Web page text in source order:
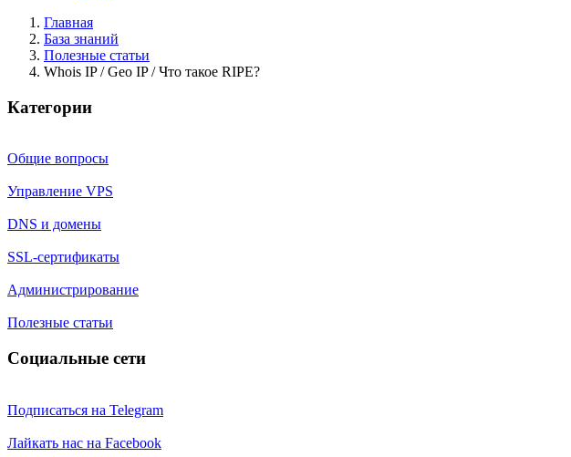
Главная
База знаний
Полезные статьи
Whois IP / Geo IP / Что такое RIPE?
Категории
Общие вопросы
Управление VPS
DNS и домены
SSL-сертификаты
Администрирование
Полезные статьи
Социальные сети
Подписаться на Telegram
Лайкать нас на Facebook